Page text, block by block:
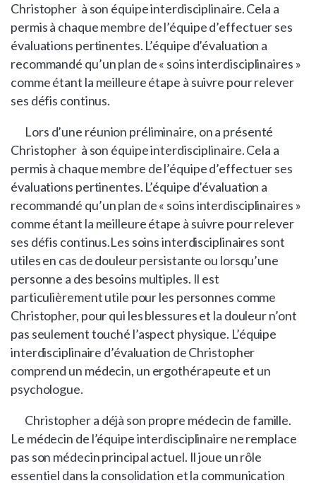
Christopher à son équipe interdisciplinaire. Cela a
permis à chaque membre de l’équipe d’effectuer ses
évaluations pertinentes. L’équipe d’évaluation a
recommandé qu’un plan de « soins interdisciplinaires »
comme étant la meilleure étape à suivre pour relever
ses défis continus.
Lors d’une réunion préliminaire, on a présenté
Christopher à son équipe interdisciplinaire. Cela a
permis à chaque membre de l’équipe d’effectuer ses
évaluations pertinentes. L’équipe d’évaluation a
recommandé qu’un plan de « soins interdisciplinaires »
comme étant la meilleure étape à suivre pour relever
ses défis continus.Les soins interdisciplinaires sont
utiles en cas de douleur persistante ou lorsqu’une
personne a des besoins multiples. Il est
particulièrement utile pour les personnes comme
Christopher, pour qui les blessures et la douleur n’ont
pas seulement touché l’aspect physique. L’équipe
interdisciplinaire d’évaluation de Christopher
comprend un médecin, un ergothérapeute et un
psychologue.
Christopher a déjà son propre médecin de famille.
Le médecin de l’équipe interdisciplinaire ne remplace
pas son médecin principal actuel. Il joue un rôle
essentiel dans la consolidation et la communication